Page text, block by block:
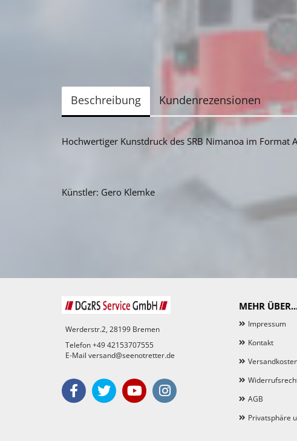
Beschreibung Kundenrezensionen
Hochwertiger Kunstdruck des SRB Nimanoa im
Künstler: Gero Klemke
MEHR
Impressum
Kontakt
AGB
Privatsphäre
Werderstr.2, 28199 Bremen
Telefon +49 42153707555
E-Mail versand@seenotretter.de